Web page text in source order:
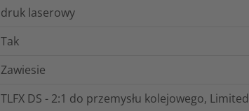
druk laserowy
Tak
Zawiesie
TLFX DS - 2:1 do przemysłu kolejowego,